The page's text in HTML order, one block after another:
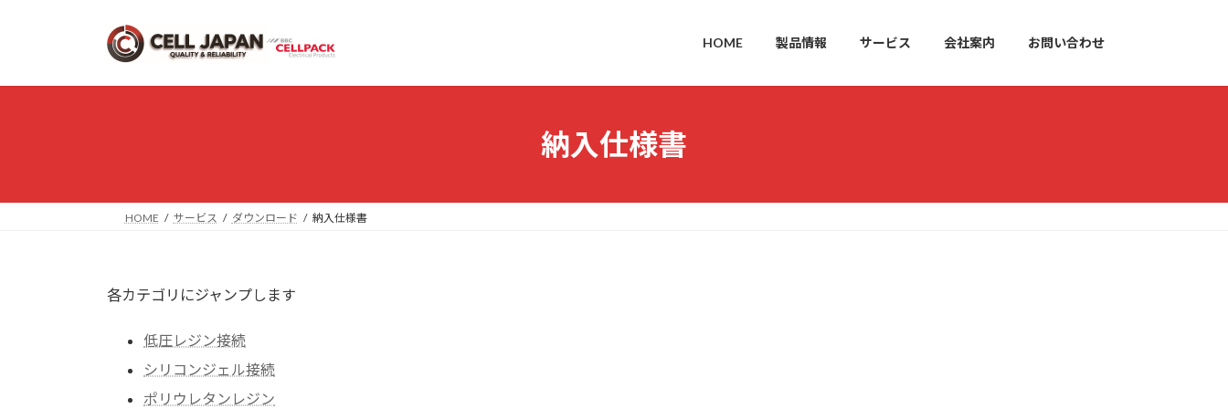
プ
動
HOME 製品情報 サービス 会社案内 お問い合わせ
納入仕様書
HOME サービス ダウンロード 納入仕様書
各カテゴリにジャンプします
低圧レジン接続
シリコンジェル接続
ポリウレタンレジン